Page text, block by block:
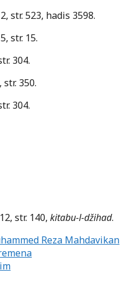
2, str. 523, hadis 3598.
str. 15.
304.
str. 350.
304.
str. 140, kitabu-l-džihad.
Reza Mahdavikan